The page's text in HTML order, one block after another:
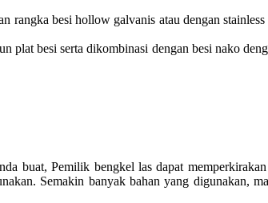
rangka besi hollow galvanis atau dengan
plat besi serta dikombinasi dengan besi nako
buat, Pemilik bengkel las dapat
Semakin banyak bahan yang digunakan,